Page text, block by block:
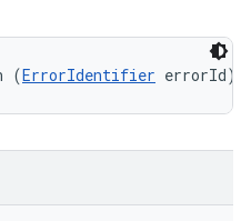
(ErrorIdentifier errorId)